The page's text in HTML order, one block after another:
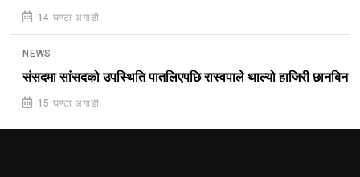
14 घण्टा अगाडी
NEWS
संसदमा सांसदको उपस्थिति पातलिएपछि रास्वपाले थाल्यो हाजिरी छानबिन
15 घण्टा अगाडी